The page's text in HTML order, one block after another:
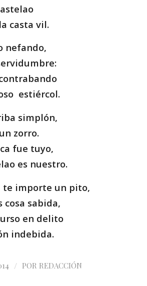
casta vil.
nefando,
estiércol.
simplón,
zorro.
fue tuyo,
es nuestro.
te importe un pito,
cosa sabida,
en delito
indebida.
/ POR REDACCIÓN